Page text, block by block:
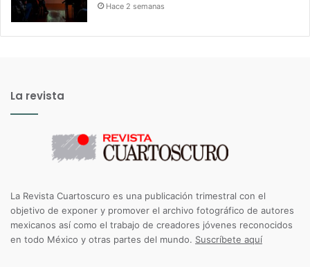
Hace 2 semanas
La revista
La Revista Cuartoscuro es una publicación trimestral con el
objetivo de exponer y promover el archivo fotográfico de autores
mexicanos así como el trabajo de creadores jóvenes reconocidos
en todo México y otras partes del mundo. Suscríbete aquí